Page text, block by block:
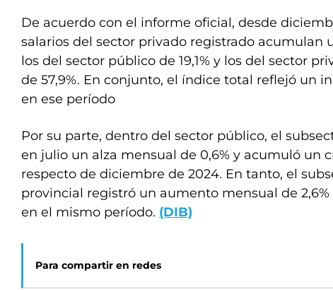
De acuerdo con el informe oficial, desde
salarios del sector privado registrado acumulan
los del sector público de 19,1% y los del sector
de 57,9%. En conjunto, el índice total reflejó un
en ese período
Por su parte, dentro del sector público, el
en julio un alza mensual de 0,6% y acumuló un
respecto de diciembre de 2024. En tanto, el
provincial registró un aumento mensual de 2,6%
en el mismo período. (DIB)
Para compartir en redes